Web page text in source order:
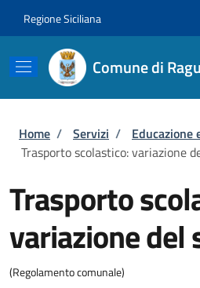
Regione Siciliana
Comune di
Briciole di pane
Home / Servizi / Educazione
Trasporto scolastico: variazione
Trasporto
variazione del
(Regolamento comunale)